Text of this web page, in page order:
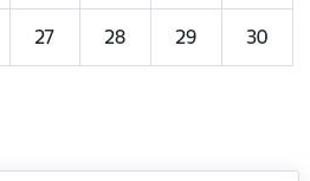
27 28 29 30